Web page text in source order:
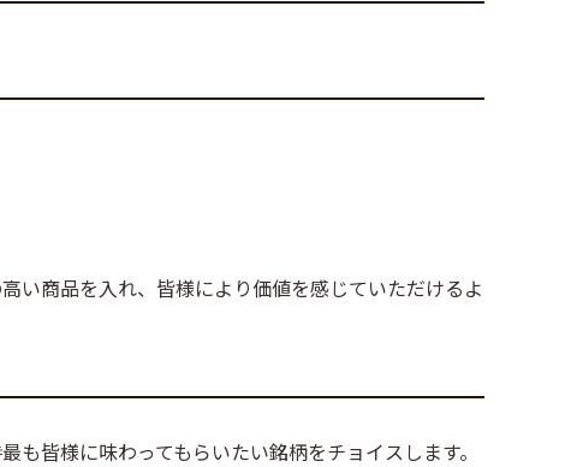
い商品を入れ、皆様により価値を感じていただけるよ
皆様に味わってもらいたい銘柄をチョイスします。